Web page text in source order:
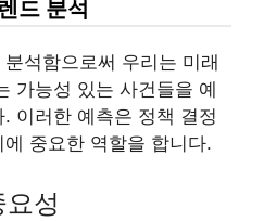
드 분석
석함으로써 우리는 미래
가능성 있는 사건들을 예
이러한 예측은 정책 결정
중요한 역할을 합니다.
성